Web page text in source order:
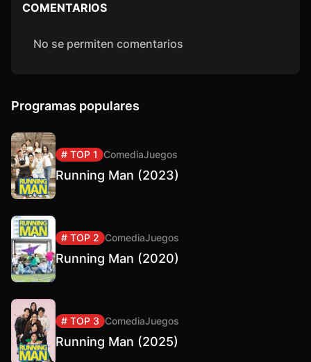
COMENTARIOS
No se permiten comentarios
Programas populares
# TOP 1 ComediaJuegos
Running Man (2023)
# TOP 2 ComediaJuegos
Running Man (2020)
# TOP 3 ComediaJuegos
Running Man (2025)